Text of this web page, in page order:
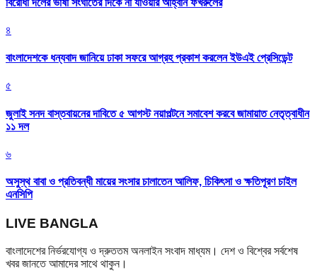
৪
বাংলাদেশকে ধন্যবাদ জানিয়ে ঢাকা সফরে আগ্রহ প্রকাশ করলেন ইউএই প্রেসিডেন্ট
৫
জুলাই সনদ বাস্তবায়নের দাবিতে ৫ আগস্ট নয়াপল্টনে সমাবেশ করবে জামায়াত নেতৃত্বাধীন
১১ দল
৬
অসুস্থ বাবা ও প্রতিবন্ধী মায়ের সংসার চালাতেন আলিফ, চিকিৎসা ও ক্ষতিপূরণ চাইল
এনসিপি
LIVE BANGLA
বাংলাদেশের নির্ভরযোগ্য ও দ্রুততম অনলাইন সংবাদ মাধ্যম। দেশ ও বিশ্বের সর্বশেষ
খবর জানতে আমাদের সাথে থাকুন।